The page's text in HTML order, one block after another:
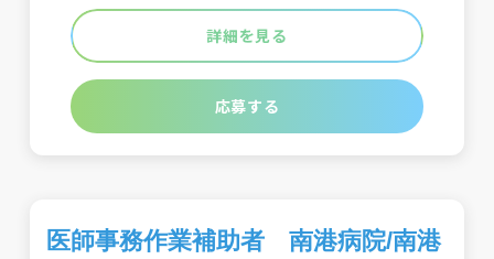
詳細を見る
応募する
医師事務作業補助者 南港病院/南港